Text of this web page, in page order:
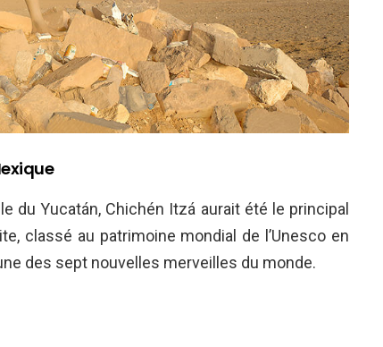
du Yucatán, Chichén Itzá aurait été le principal
classé au patrimoine mondial de l’Unesco en
des sept nouvelles merveilles du monde.